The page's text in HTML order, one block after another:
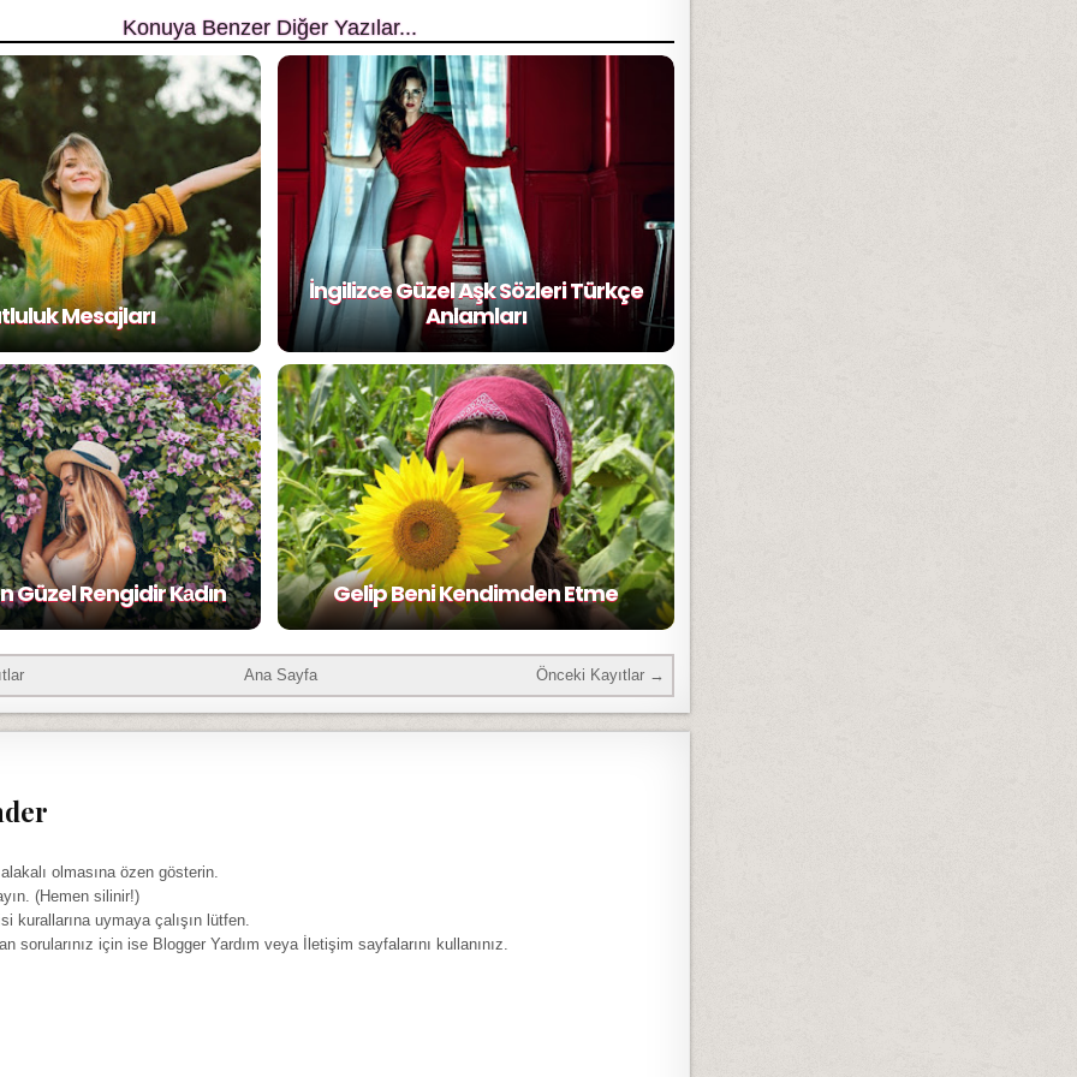
Konuya Benzer Diğer Yazılar...
Mesajları
İngilizce Güzel Aşk Sözleri Türkçe
Anlamları
Güzel Rengidir Kаdın Gelip Beni Kendimden Etme
Önceki Kayıtlar →
Ana Sayfa
olmasına özen gösterin.
(Hemen silinir!)
kurallarına uymaya çalışın lütfen.
sorularınız için ise Blogger Yardım veya İletişim sayfalarını kullanınız.